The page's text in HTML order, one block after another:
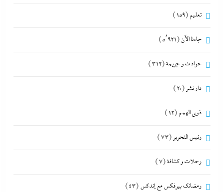
تعليم (159)
جاءنا الآن (5٬921)
حوادث و جريمة(312)
دار نشر (20)
ذوى الهمم (12)
رئيس التحرير (73)
رحلات و كشافة(7)
رمضانك بيرفكس مع إندكس (43)